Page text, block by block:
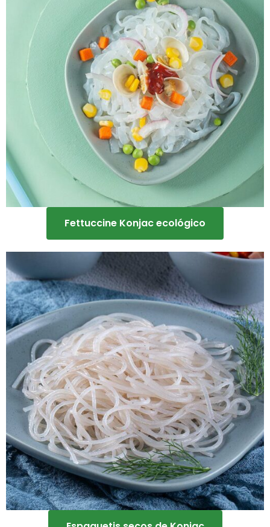
Fettuccine Konjac ecológico